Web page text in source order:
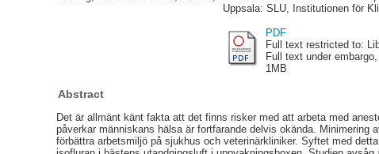
Uppsala: SLU, Institutionen för
PDF
Full text restricted to:
Full text under
1MB
Abstract
Det är allmänt känt fakta att det finns risker med att arbeta med
påverkar människans hälsa är fortfarande delvis okända.
förbättra arbetsmiljö på sjukhus och veterinärkliniker. Syftet med